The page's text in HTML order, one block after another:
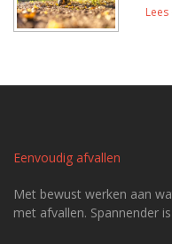
Eenvoudig afvallen
Met bewust werken aan
met afvallen. Spannender